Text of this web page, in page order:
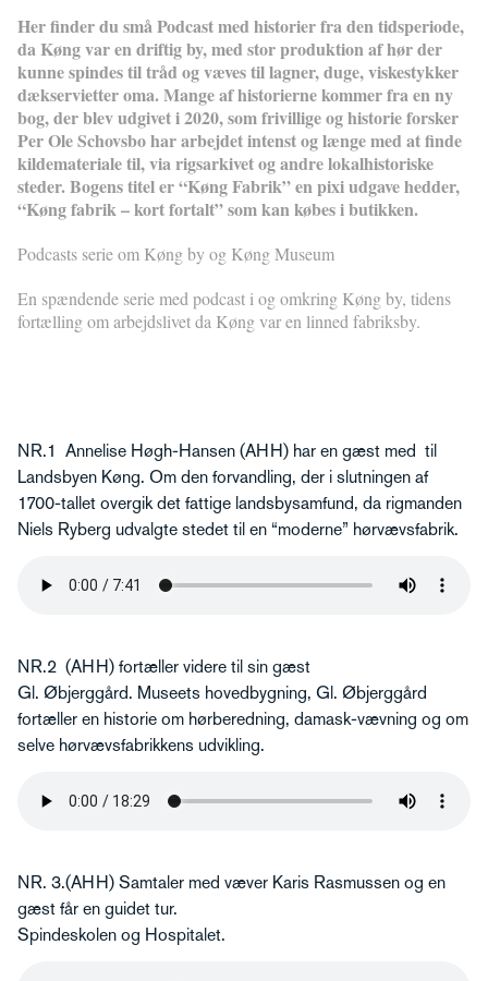
Her finder du små Podcast med historier fra den tidsperiode,
da Køng var en driftig by, med stor produktion af hør der
kunne spindes til tråd og væves til lagner, duge, viskestykker
dækservietter oma. Mange af historierne kommer fra en ny
bog, der blev udgivet i 2020, som frivillige og historie forsker
Per Ole Schovsbo har arbejdet intenst og længe med at finde
kildemateriale til, via rigsarkivet og andre lokalhistoriske
steder. Bogens titel er “Køng Fabrik” en pixi udgave hedder,
“Køng fabrik – kort fortalt” som kan købes i butikken.
Podcasts serie om Køng by og Køng Museum
En spændende serie med podcast i og omkring Køng by, tidens
fortælling om arbejdslivet da Køng var en linned fabriksby.
NR.1 Annelise Høgh-Hansen (AHH) har en gæst med til
Landsbyen Køng. Om den forvandling, der i slutningen af
1700-tallet overgik det fattige landsbysamfund, da rigmanden
Niels Ryberg udvalgte stedet til en “moderne” hørvævsfabrik.
NR.2 (AHH) fortæller videre til sin gæst
Gl. Øbjerggård. Museets hovedbygning, Gl. Øbjerggård
fortæller en historie om hørberedning, damask-vævning og om
selve hørvævsfabrikkens udvikling.
NR. 3.(AHH) Samtaler med væver Karis Rasmussen og en
gæst får en guidet tur.
Spindeskolen og Hospitalet.